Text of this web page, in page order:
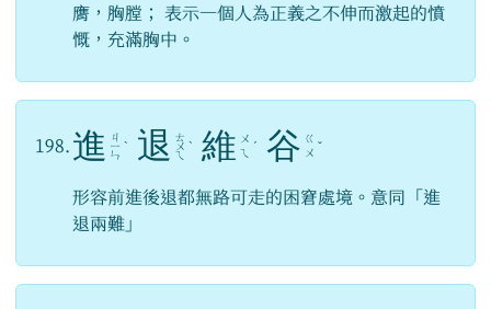
膺，胸膛； 表示一個人為正義之不伸而激起的憤
慨，充滿胸中。
198. 進 ㄐ
ㄧ
ㄣ
ˋ 退 ㄊ
ㄨ
ㄟ
ˋ 維 ㄨ
ㄟ
ˊ 谷 ㄍ
ㄨ ˇ
形容前進後退都無路可走的困窘處境。意同「進
退兩難」